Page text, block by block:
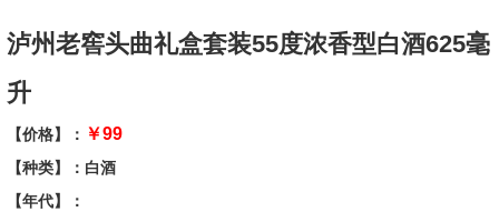
泸州老窖头曲礼盒套装55度浓香型白酒625毫
升
【价格】： ￥99
【种类】：白酒
【年代】：